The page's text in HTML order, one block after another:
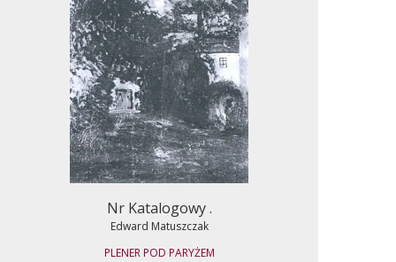
Nr Katalogowy .
Edward Matuszczak
PLENER POD PARYŻEM